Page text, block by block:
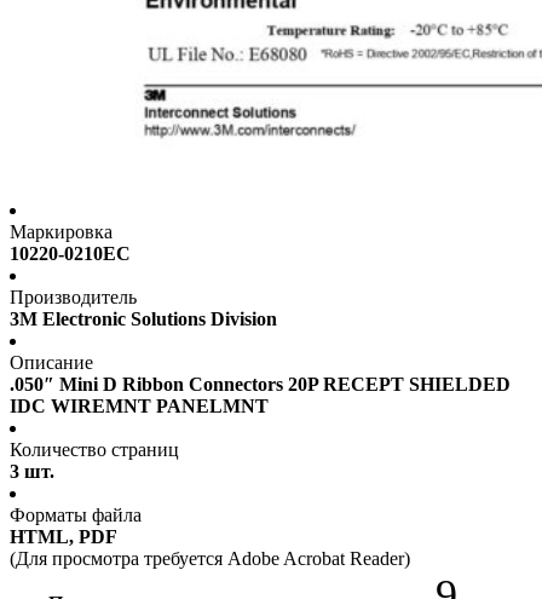
Маркировка
10220-0210EC
Производитель
3M Electronic Solutions Division
Описание
.050″ Mini D Ribbon Connectors 20P RECEPT SHIELDED
IDC WIREMNT PANELMNT
Количество страниц
3 шт.
Форматы файла
HTML, PDF
(Для просмотра требуется Adobe Acrobat Reader)